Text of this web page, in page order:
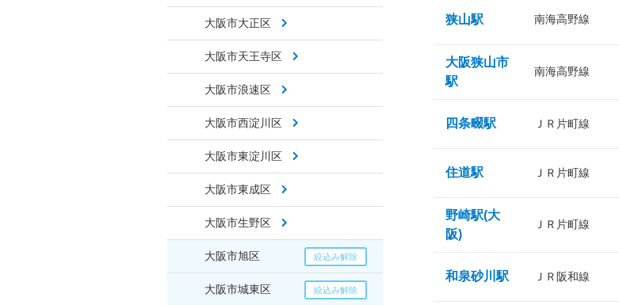
大阪市大正区
大阪市天王寺区
大阪市浪速区
大阪市西淀川区
大阪市東淀川区
大阪市東成区
大阪市生野区
大阪市旭区
大阪市城東区
狭山駅 南海高野線
大阪狭山市
駅
南海高野線
四条畷駅 ＪＲ片町線
住道駅 ＪＲ片町線
野崎駅(大
阪)
ＪＲ片町線
和泉砂川駅 ＪＲ阪和線